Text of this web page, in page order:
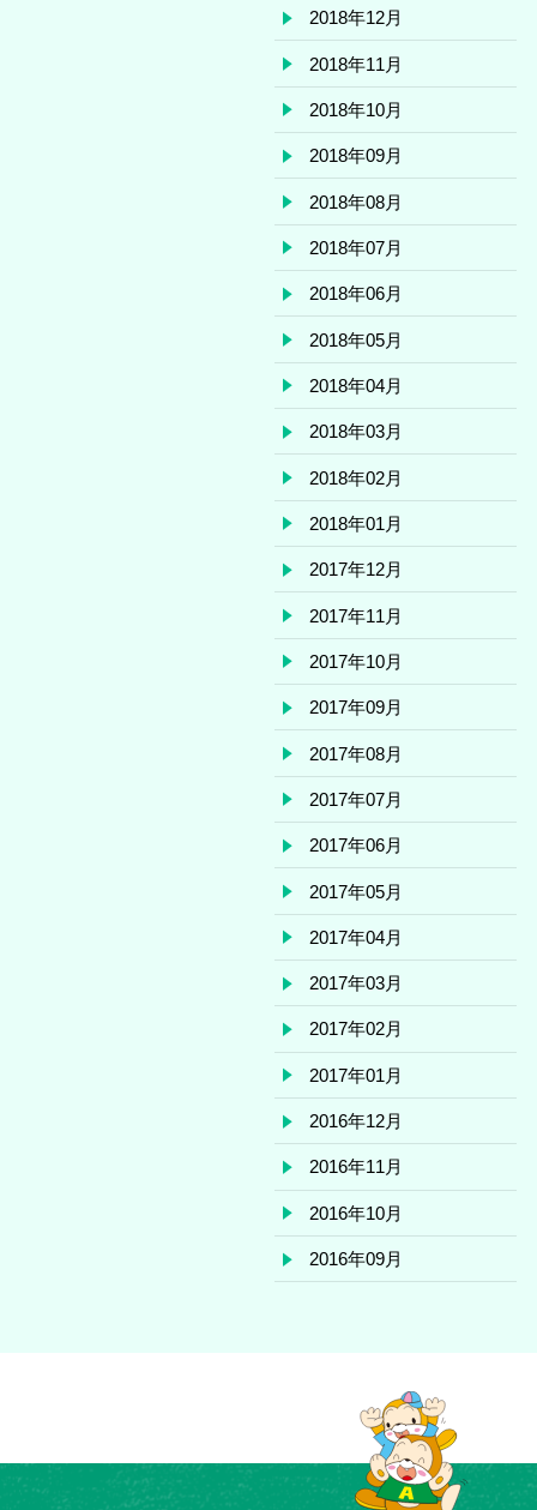
2018年12月
2018年11月
2018年10月
2018年09月
2018年08月
2018年07月
2018年06月
2018年05月
2018年04月
2018年03月
2018年02月
2018年01月
2017年12月
2017年11月
2017年10月
2017年09月
2017年08月
2017年07月
2017年06月
2017年05月
2017年04月
2017年03月
2017年02月
2017年01月
2016年12月
2016年11月
2016年10月
2016年09月